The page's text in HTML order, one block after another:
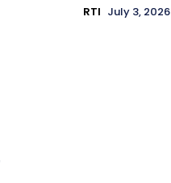
RTI July 3, 2026